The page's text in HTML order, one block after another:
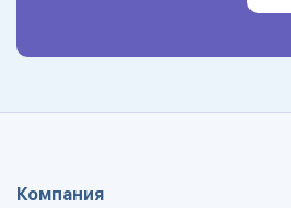
Компания